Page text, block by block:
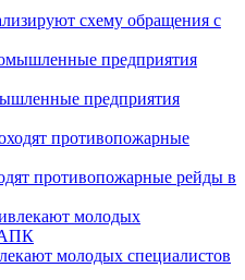
схему обращения с
предприятия
противопожарные рейды в
молодых специалистов